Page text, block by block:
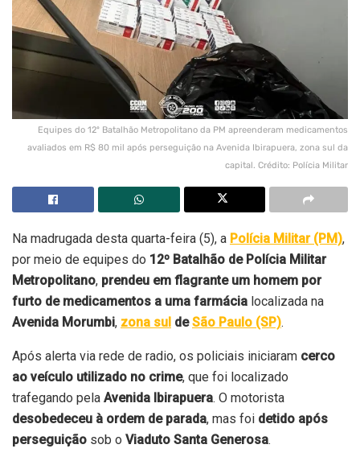
Equipes do 12º Batalhão Metropolitano da PM apreenderam medicamentos
avaliados em R$ 80 mil após perseguição na Avenida Ibirapuera, zona sul da
capital. Crédito: Polícia Militar
Na madrugada desta quarta-feira (5), a Polícia Militar (PM),
por meio de equipes do 12º Batalhão de Polícia Militar
Metropolitano, prendeu em flagrante um homem por
furto de medicamentos a uma farmácia localizada na
Avenida Morumbi, zona sul deSão Paulo (SP).
Após alerta via rede de radio, os policiais iniciaram cerco
ao veículo utilizado no crime, que foi localizado
trafegando pela Avenida Ibirapuera. O motorista
desobedeceu à ordem de parada, mas foi detido após
perseguição sob o Viaduto Santa Generosa.